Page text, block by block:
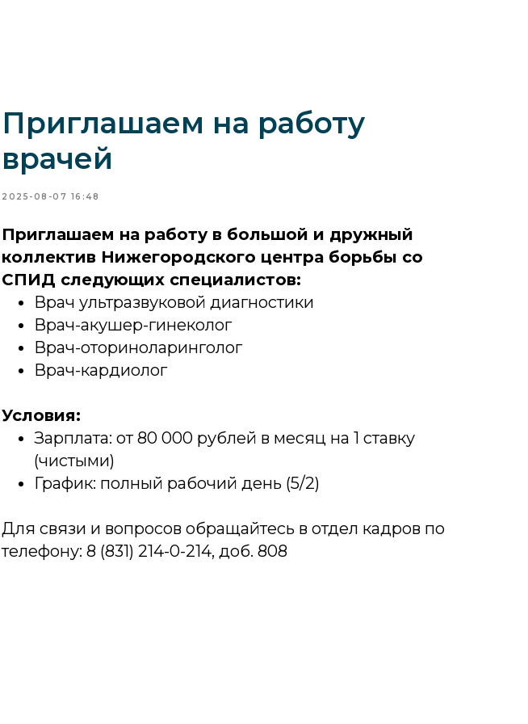
Приглашаем на работу
врачей
2025-08-07 16:48
Приглашаем на работу в большой и дружный
коллектив Нижегородского центра борьбы со
СПИД следующих специалистов:
Врач ультразвуковой диагностики
Врач-акушер-гинеколог
Врач-оториноларинголог
Врач-кардиолог
Условия:
Зарплата: от 80 000 рублей в месяц на 1 ставку
(чистыми)
График: полный рабочий день (5/2)
Для связи и вопросов обращайтесь в отдел кадров по
телефону: 8 (831) 214-0-214, доб. 808